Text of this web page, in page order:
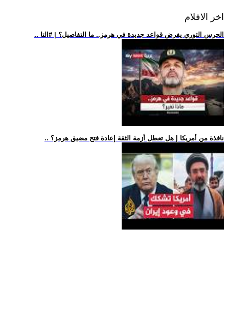
اخر الافلام
.. الحرس الثوري يفرض قواعد جديدة في هرمز.. ما التفاصيل؟ | #التا
.. نافذة من أمريكا | هل تعطل أزمة الثقة إعادة فتح مضيق هرمز؟